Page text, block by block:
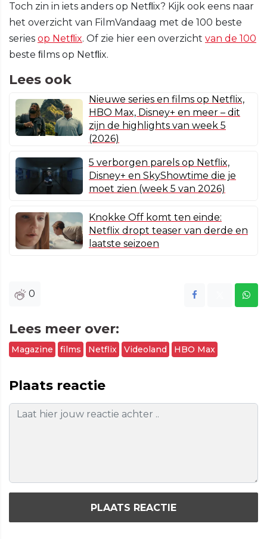
Toch zin in iets anders op Netﬂix? Kijk ook eens naar
het overzicht van FilmVandaag met de 100 beste
series op Netﬂix. Of zie hier een overzicht van de 100
beste ﬁlms op Netﬂix.
Lees ook
Nieuwe series en films op Netflix,
HBO Max, Disney+ en meer – dit
zijn de highlights van week 5
(2026)
5 verborgen parels op Netflix,
Disney+ en SkyShowtime die je
moet zien (week 5 van 2026)
Knokke Off komt ten einde:
Netflix dropt teaser van derde en
laatste seizoen
0
Lees meer over:
Magazine films Netflix Videoland HBO Max
Plaats reactie
PLAATS REACTIE